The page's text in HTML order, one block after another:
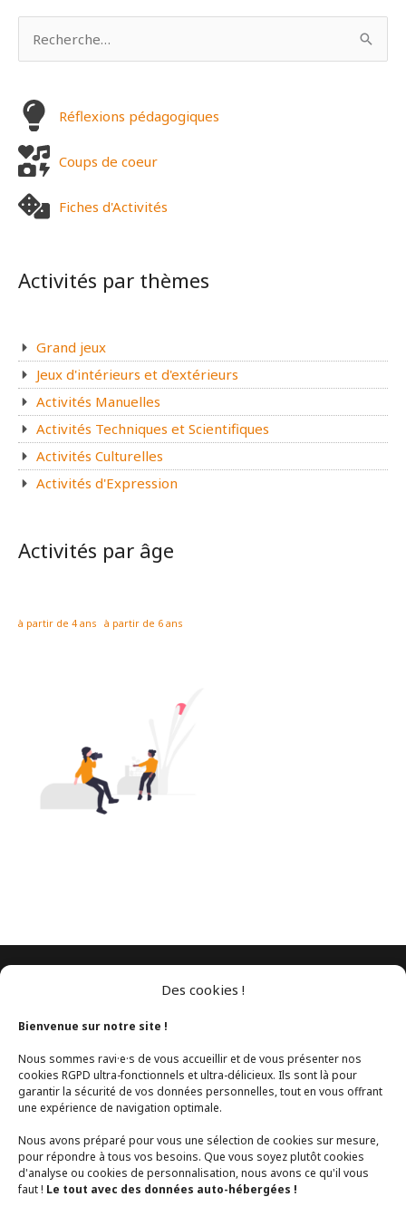
Des cookies !
Bienvenue sur notre site !
Nous sommes ravi·e·s de vous accueillir et de vous présenter nos
cookies RGPD ultra-fonctionnels et ultra-délicieux. Ils sont là pour
garantir la sécurité de vos données personnelles, tout en vous offrant
une expérience de navigation optimale.
Nous avons préparé pour vous une sélection de cookies sur mesure,
pour répondre à tous vos besoins. Que vous soyez plutôt cookies
d'analyse ou cookies de personnalisation, nous avons ce qu'il vous
faut ! Le tout avec des données auto-hébergées !
e
h
r
r
Réflexions pédagogiques
Coups de coeur
Fiches d'Activités
Activités par thèmes
Grand jeux
Jeux d'intérieurs et d'extérieurs
Activités Manuelles
Activités Techniques et Scientifiques
Activités Culturelles
Activités d'Expression
Activités par âge
à partir de 4 ans à partir de 6 ans